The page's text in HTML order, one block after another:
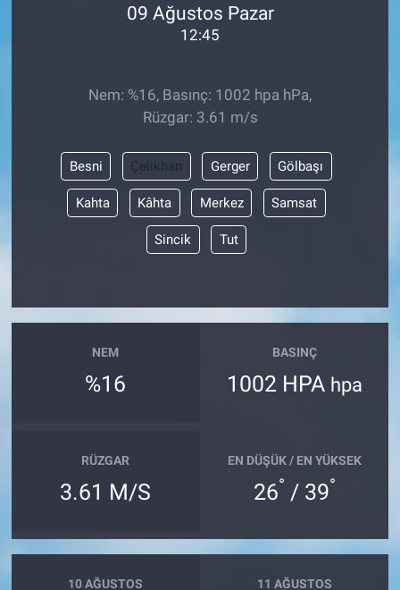
09 Ağustos Pazar
12:45
Nem: %16, Basınç: 1002 hpa hPa,
Rüzgar: 3.61 m/s
Besni Çelikhan Gerger Gölbaşı
Kahta Kâhta Merkez Samsat
Sincik Tut
NEM
%16
BASINÇ
1002 HPA hpa
RÜZGAR
3.61 M/S
EN DÜŞÜK / EN YÜKSEK
26° / 39°
10 AĞUSTOS 11 AĞUSTOS